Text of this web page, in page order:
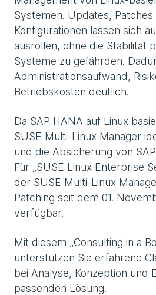
Systemen. Updates, Patches
Konfigurationen lassen sich
ausrollen, ohne die Stabilität
Systeme zu gefährden.
Administrationsaufwand,
Betriebskosten deutlich.
Da SAP HANA auf Linux
SUSE Multi-Linux Manager
und die Absicherung von
Für „SUSE Linux Enterprise
der SUSE Multi-Linux
Patching seit dem 01.
verfügbar.
Mit diesem „Consulting in a
unterstützen Sie erfahrene
bei Analyse, Konzeption und
passenden Lösung.